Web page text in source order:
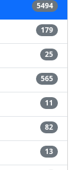
5494
179
25
565
11
82
13